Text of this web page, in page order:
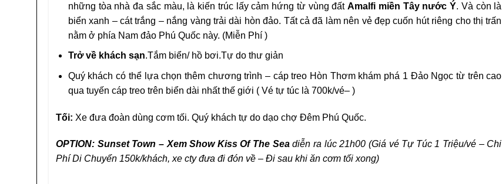
những tòa nhà đa sắc màu, là kiến trúc lấy cảm hứng từ vùng đấtAmalfi miền Tây nước Ý. Và còn là
biển xanh – cát trắng – nắng vàng trải dài hòn đảo. Tất cả đã làm nên vẻ đẹp cuốn hút riêng cho thị trấn
nằm ở phía Nam đảo Phú Quốc này. (Miễn Phí )
Trở về khách sạn.Tắm biển/ hồ bơi.Tự do thư giản
Quý khách có thể lựa chọn thêm chương trình – cáp treo Hòn Thơm khám phá 1 Đảo Ngọc từ trên cao
qua tuyến cáp treo trên biển dài nhất thế giới ( Vé tự túc là 700k/vé– )
Tối: Xe đưa đoàn dùng cơm tối. Quý khách tự do dạo chợ Đêm Phú Quốc.
OPTION: Sunset Town – Xem Show Kiss Of The Seadiễn ra lúc 21h00 (Giá vé Tự Túc 1 Triệu/vé – Chi
Phí Di Chuyển 150k/khách, xe cty đưa đi đón về – Đi sau khi ăn cơm tối xong)